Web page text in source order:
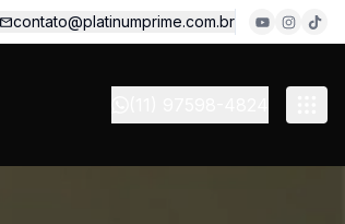
contato@platinumprime.com.br